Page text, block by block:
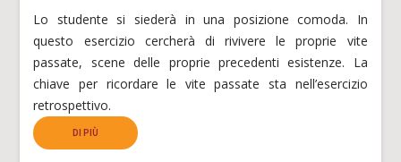
Lo studente si siederà in una posizione comoda. In
questo esercizio cercherà di rivivere le proprie vite
passate, scene delle proprie precedenti esistenze. La
chiave per ricordare le vite passate sta nell’esercizio
retrospettivo.
DI PIÙ